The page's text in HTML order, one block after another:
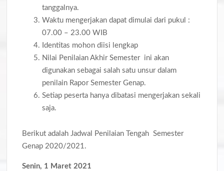
tanggalnya.
Waktu mengerjakan dapat dimulai dari pukul :
07.00 – 23.00 WIB
Identitas mohon diisi lengkap
Nilai Penilaian Akhir Semester ini akan
digunakan sebagai salah satu unsur dalam
penilain Rapor Semester Genap.
Setiap peserta hanya dibatasi mengerjakan sekali
saja.
Berikut adalah Jadwal Penilaian Tengah Semester
Genap 2020/2021.
Senin, 1 Maret 2021